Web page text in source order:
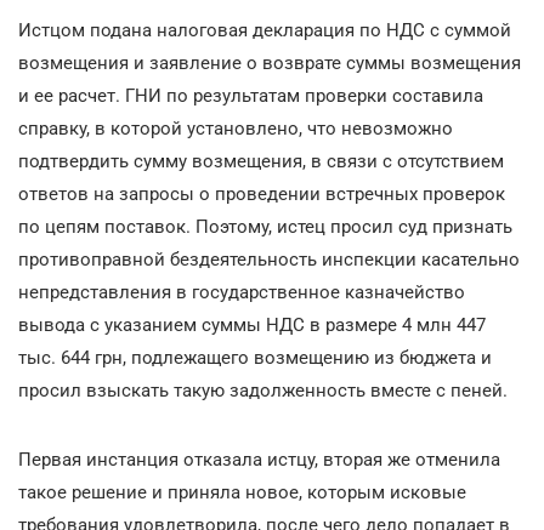
Истцом подана налоговая декларация по НДС с суммой
возмещения и заявление о возврате суммы возмещения
и ее расчет. ГНИ по результатам проверки составила
справку, в которой установлено, что невозможно
подтвердить сумму возмещения, в связи с отсутствием
ответов на запросы о проведении встречных проверок
по цепям поставок. Поэтому, истец просил суд признать
противоправной бездеятельность инспекции касательно
непредставления в государственное казначейство
вывода с указанием суммы НДС в размере 4 млн 447
тыс. 644 грн, подлежащего возмещению из бюджета и
просил взыскать такую задолженность вместе с пеней.
Первая инстанция отказала истцу, вторая же отменила
такое решение и приняла новое, которым исковые
требования удовлетворила, после чего дело попадает в